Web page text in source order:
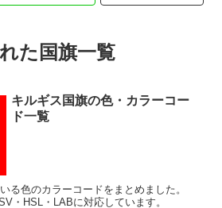
た国旗一覧
キルギス国旗の色・カラーコー
ド一覧
る色のカラーコードをまとめました。
・HSL・LABに対応しています。